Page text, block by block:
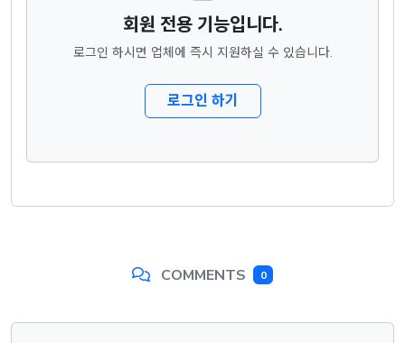
회원 전용 기능입니다.
로그인 하시면 업체에 즉시 지원하실 수 있습니다.
로그인 하기
COMMENTS 0
댓글목록